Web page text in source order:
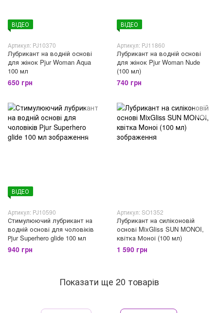
ВІДЕО
Артикул: PJ10370
Лубрикант на водній основі
для жінок Pjur Woman Aqua
100 мл
650 грн
ВІДЕО
Артикул: PJ11860
Лубрикант на водній основі
для жінок Pjur Woman Nude
(100 мл)
740 грн
ВІДЕО
Артикул: PJ10590
Стимулюючий лубрикант на
водній основі для чоловіків
Рjur Superhero glide 100 мл
940 грн
Артикул: SO1352
Лубрикант на силіконовій
основі MixGliss SUN MONOI,
квітка Моноі (100 мл)
1 590 грн
Показати ще 20 товарів